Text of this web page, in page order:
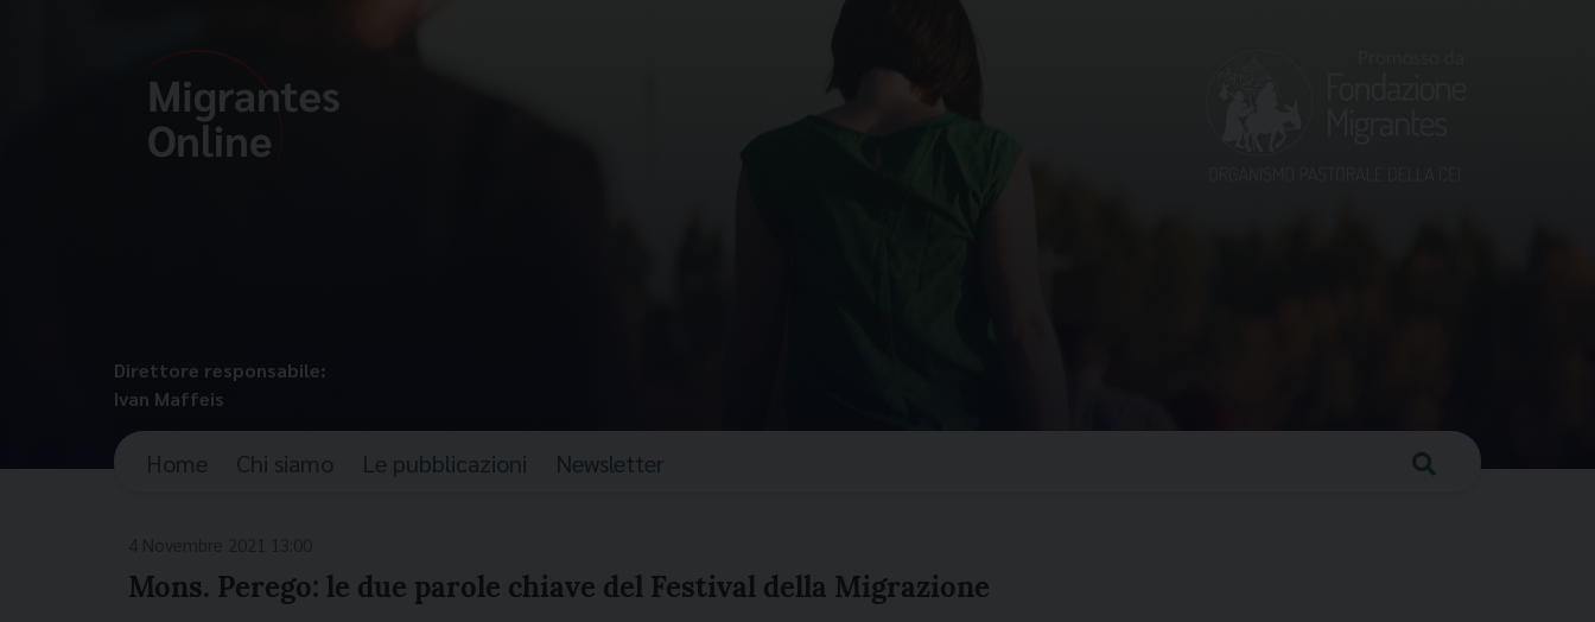
Direttore responsabile:
Ivan Maffeis
Home Chi siamo Le pubblicazioni Newsletter
Mons. Perego: le due parole chiave del Festival della Migrazione